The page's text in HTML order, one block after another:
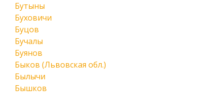
Бутыны
Буховичи
Буцов
Бучалы
Буянов
Быков (Львовская обл.)
Былычи
Бышков